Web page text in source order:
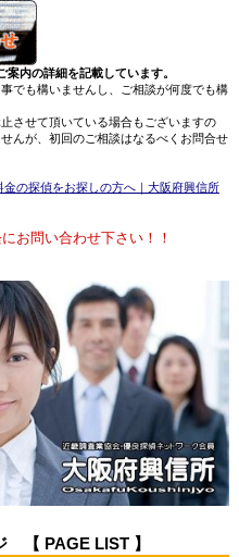
内の詳細を記載しています。
でも構いませんし、ご相談が何度でも構
させて頂いている場合もございますの
んが、初回のご相談はなるべくお問合せ
の探偵をお探しの方へ｜大阪府興信所
お問い合わせ下さい！！
【 PAGE LIST 】